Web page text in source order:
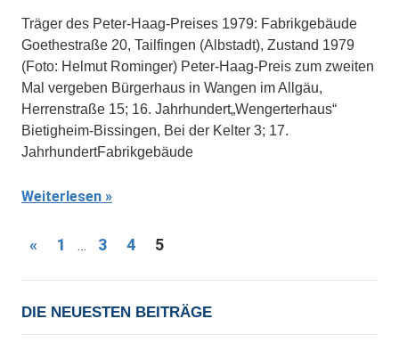
Träger des Peter-Haag-Preises 1979: Fabrikgebäude
Goethestraße 20, Tailfingen (Albstadt), Zustand 1979
(Foto: Helmut Rominger) Peter-Haag-Preis zum zweiten
Mal vergeben Bürgerhaus in Wangen im Allgäu,
Herrenstraße 15; 16. Jahrhundert„Wengerterhaus“
Bietigheim-Bissingen, Bei der Kelter 3; 17.
JahrhundertFabrikgebäude
Weiterlesen
Seitennummerierung
der
Beiträge
« Vorherige
1 … 3 4 5
DIE NEUESTEN BEITRÄGE